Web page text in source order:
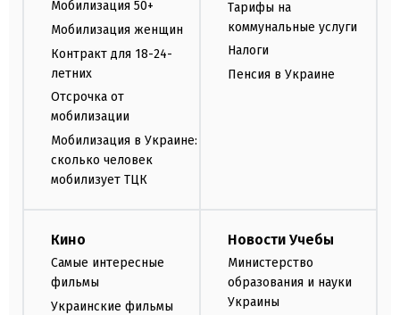
Мобилизация 50+
Мобилизация женщин
Контракт для 18-24-
летних
Отсрочка от
мобилизации
Мобилизация в Украине:
сколько человек
мобилизует ТЦК
Тарифы на
коммунальные услуги
Налоги
Пенсия в Украине
Кино
Самые интересные
фильмы
Украинские фильмы
Новости Учебы
Министерство
образования и науки
Украины